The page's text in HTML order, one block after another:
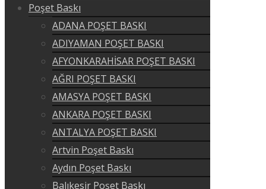
Poşet Baskı
ADANA POŞET BASKI
ADIYAMAN POŞET BASKI
AFYONKARAHİSAR POŞET BASKI
AĞRI POŞET BASKI
AMASYA POŞET BASKI
ANKARA POŞET BASKI
ANTALYA POŞET BASKI
Artvin Poşet Baskı
Aydın Poşet Baskı
Balıkesir Poşet Baskı